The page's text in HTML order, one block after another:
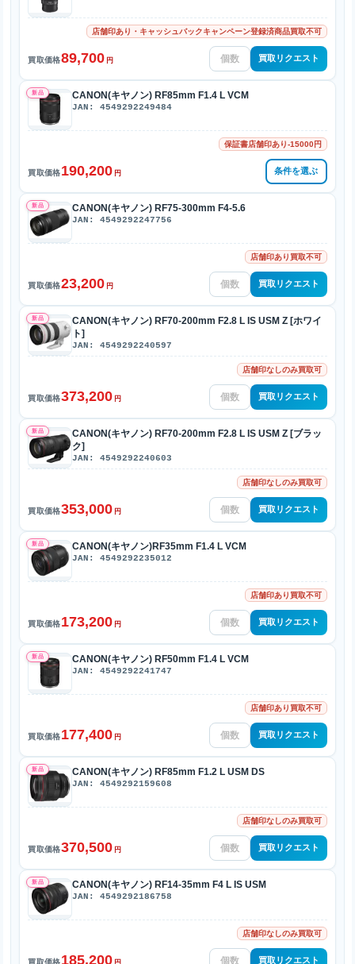
店舗印あり・キャッシュバックキャンペーン登録済商品買取不可
買取価格89,700 円 買取リクエスト
新品 CANON(キヤノン) RF85mm F1.4 L VCM
JAN: 4549292249484
保証書店舗印あり-15000円
買取価格190,200 円 条件を選ぶ
新品 CANON(キヤノン) RF75-300mm F4-5.6
JAN: 4549292247756
店舗印あり買取不可
買取価格23,200 円 買取リクエスト
新品
CANON(キヤノン) RF70-200mm F2.8 L IS USM Z [ホワイ
ト]
JAN: 4549292240597
店舗印なしのみ買取可
買取価格373,200 円 買取リクエスト
新品
CANON(キヤノン) RF70-200mm F2.8 L IS USM Z [ブラッ
ク]
JAN: 4549292240603
店舗印なしのみ買取可
買取価格353,000 円 買取リクエスト
新品 CANON(キヤノン)RF35mm F1.4 L VCM
JAN: 4549292235012
店舗印あり買取不可
買取価格173,200 円 買取リクエスト
新品 CANON(キヤノン) RF50mm F1.4 L VCM
JAN: 4549292241747
店舗印あり買取不可
買取価格177,400 円 買取リクエスト
新品 CANON(キヤノン) RF85mm F1.2 L USM DS
JAN: 4549292159608
店舗印なしのみ買取可
買取価格370,500 円 買取リクエスト
新品 CANON(キヤノン) RF14-35mm F4 L IS USM
JAN: 4549292186758
店舗印なしのみ買取可
買取価格185,200 買取リクエスト